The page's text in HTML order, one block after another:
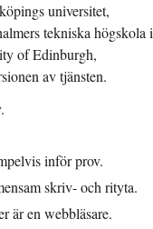
universitet,
tekniska högskola i
of Edinburgh,
av tjänsten.
inför prov.
skriv- och rityta.
är en webbläsare.